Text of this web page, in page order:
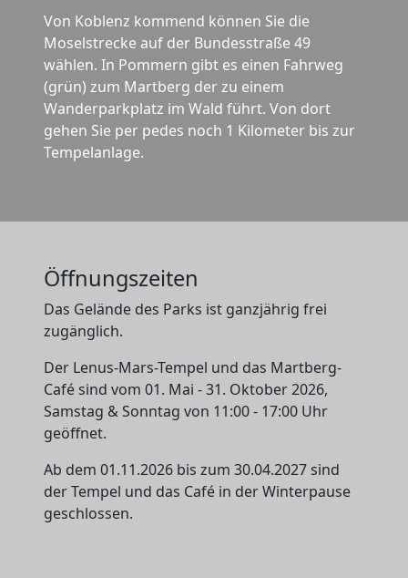
Von Koblenz kommend können Sie die
Moselstrecke auf der Bundesstraße 49
wählen. In Pommern gibt es einen Fahrweg
(grün) zum Martberg der zu einem
Wanderparkplatz im Wald führt. Von dort
gehen Sie per pedes noch 1 Kilometer bis zur
Tempelanlage.
Öffnungszeiten
Das Gelände des Parks ist ganzjährig frei
zugänglich.
Der Lenus-Mars-Tempel und das Martberg-
Café sind vom 01. Mai - 31. Oktober 2026,
Samstag & Sonntag von 11:00 - 17:00 Uhr
geöffnet.
Ab dem 01.11.2026 bis zum 30.04.2027 sind
der Tempel und das Café in der Winterpause
geschlossen.